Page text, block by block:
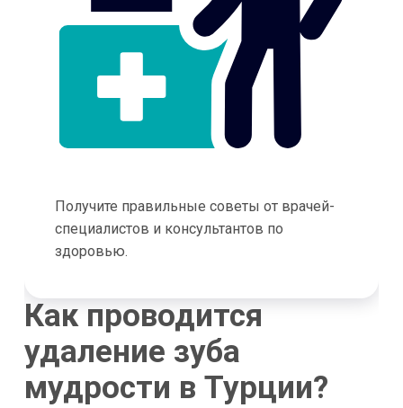
Получите правильные советы от врачей-
специалистов и консультантов по
здоровью.
Как проводится
удаление зуба
мудрости в Турции?